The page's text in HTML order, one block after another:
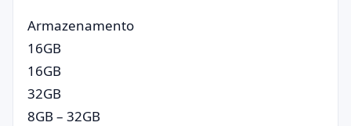
Armazenamento
16GB
16GB
32GB
8GB – 32GB